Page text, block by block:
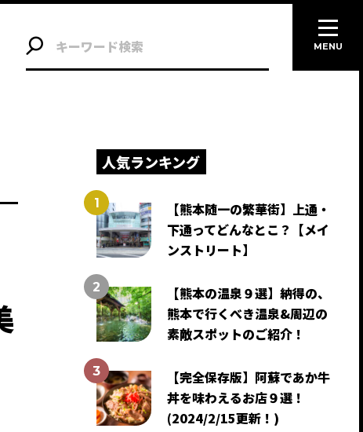
人気ランキング
【熊本随一の繁華街】上通・
下通ってどんなとこ？【メイ
ンストリート】
【熊本の温泉９選】納得の、
熊本で行くべき温泉&周辺の
素敵スポットのご紹介！
【完全保存版】阿蘇であか牛
丼を味わえるお店９選！
(2024/2/15更新！)
MENU